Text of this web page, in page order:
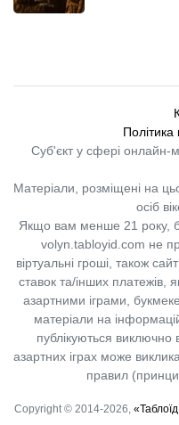
Політика
Суб'єкт у сфері онлайн-
Матеріали, розміщені на
осіб
Якщо вам менше 21 року,
volyn.tabloyid.com не
віртуальні гроші, також
ставок та/інших платежів,
азартними іграми,
матеріали на
публікуються виключно
азартних іграх може
правил
Copyright © 2014-2026,